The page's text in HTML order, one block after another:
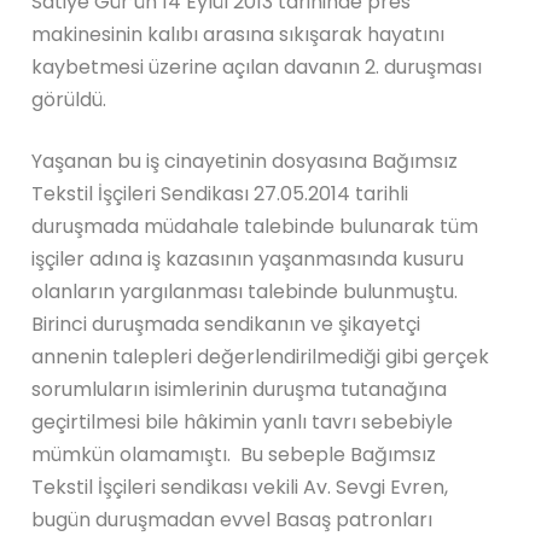
makinesinin kalıbı arasına sıkışarak hayatını
kaybetmesi üzerine açılan davanın 2. duruşması
görüldü.
Yaşanan bu iş cinayetinin dosyasına Bağımsız
Tekstil İşçileri Sendikası 27.05.2014 tarihli
duruşmada müdahale talebinde bulunarak tüm
işçiler adına iş kazasının yaşanmasında kusuru
olanların yargılanması talebinde bulunmuştu.
Birinci duruşmada sendikanın ve şikayetçi
annenin talepleri değerlendirilmediği gibi gerçek
sorumluların isimlerinin duruşma tutanağına
geçirtilmesi bile hâkimin yanlı tavrı sebebiyle
mümkün olamamıştı. Bu sebeple Bağımsız
Tekstil İşçileri sendikası vekili Av. Sevgi Evren,
bugün duruşmadan evvel Basaş patronları